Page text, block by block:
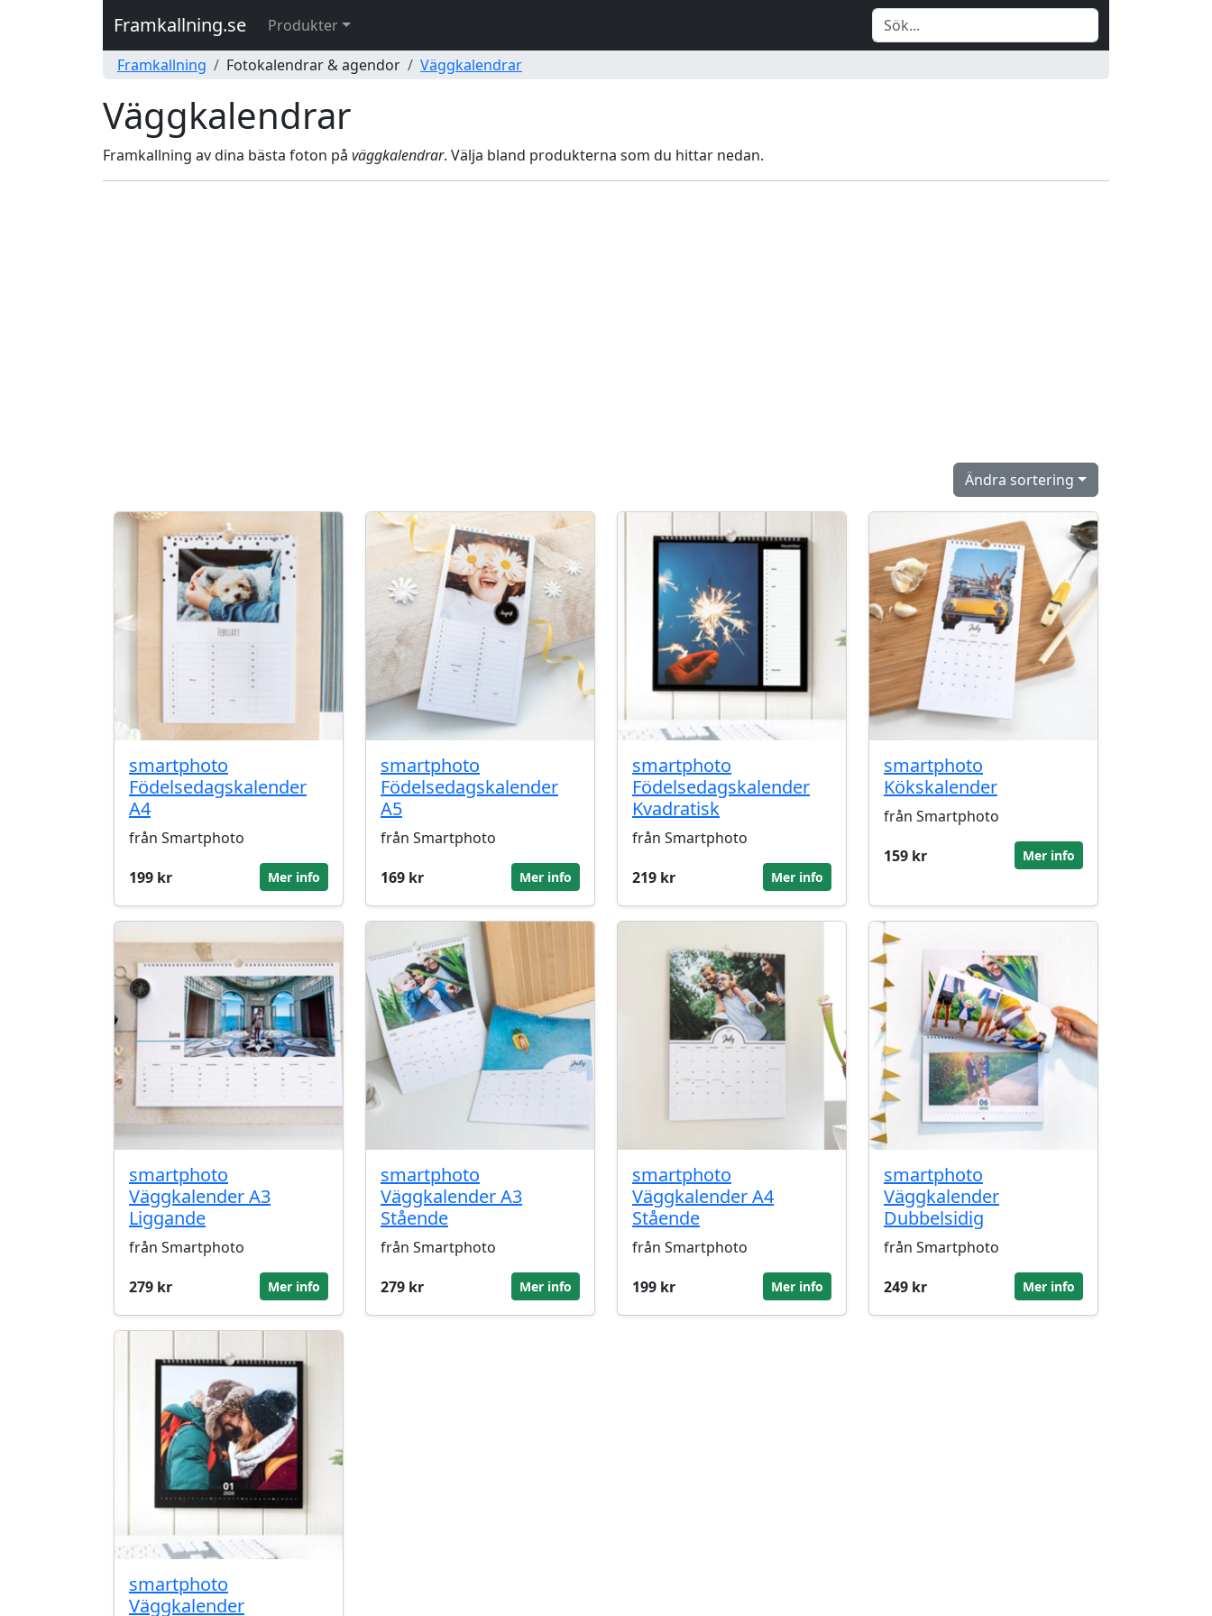
Framkallning.se
Produkter
Framkallning
Fotokalendrar & agendor Väggkalendrar
Väggkalendrar
Framkallning av dina bästa foton på väggkalendrar. Välja bland produkterna som du hittar nedan.
Ändra sortering
smartphoto
Födelsedagskalender
A4
från Smartphoto
199 kr
Mer info
smartphoto
Födelsedagskalender
A5
från Smartphoto
169 kr
Mer info
smartphoto
Födelsedagskalender
Kvadratisk
från Smartphoto
219 kr
Mer info
smartphoto
Kökskalender
från Smartphoto
159 kr
Mer info
smartphoto
Väggkalender A3
Liggande
från Smartphoto
279 kr
Mer info
smartphoto
Väggkalender A3
Stående
från Smartphoto
279 kr
Mer info
smartphoto
Väggkalender A4
Stående
från Smartphoto
199 kr
Mer info
smartphoto
Väggkalender
Dubbelsidig
från Smartphoto
249 kr
Mer info
smartphoto
Väggkalender